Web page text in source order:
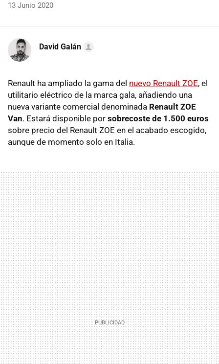
13 Junio 2020
David Galán
Renault ha ampliado la gama del nuevo Renault ZOE, el
utilitario eléctrico de la marca gala, añadiendo una
nueva variante comercial denominada Renault ZOE
Van. Estará disponible por sobrecoste de 1.500 euros
sobre precio del Renault ZOE en el acabado escogido,
aunque de momento solo en Italia.